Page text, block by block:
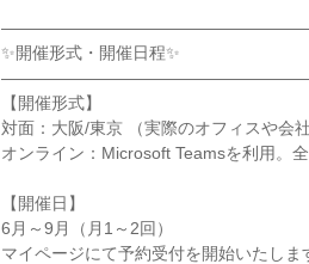
✨開催形式・開催日程✨
【開催形式】
対面：大阪/東京 （実際のオフィスや会
オンライン：Microsoft Teamsを利用。
【開催日】
6月～9月（月1～2回）
マイページにて予約受付を開始いたしま